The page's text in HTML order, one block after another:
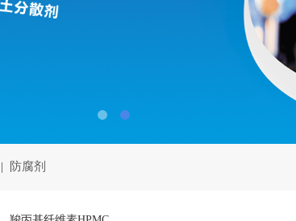
| 防腐剂